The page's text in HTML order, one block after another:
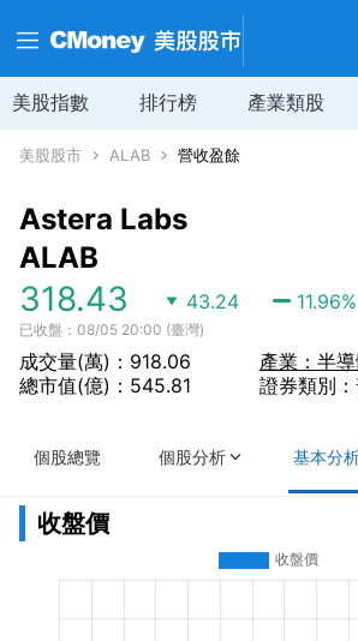
美股指數 排行榜 產業類股
美股股市 ALAB 營收盈餘
Astera Labs
ALAB
318.43 43.24 11.96%
已收盤：08/05 20:00 (臺灣)
成交量(萬)：918.06
總市值(億)：545.81
產業：半
證券類別
個股總覽 個股分析 基本分
收盤價